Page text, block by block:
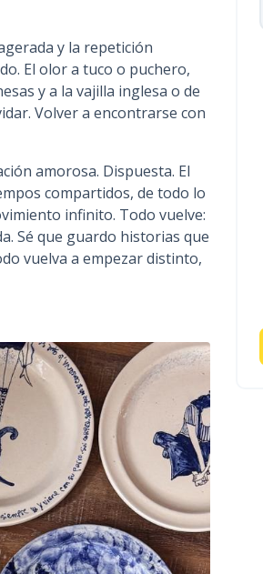
y la repetición
El olor a tuco o puchero,
y a la vajilla inglesa o de
Volver a encontrarse con
amorosa. Dispuesta. El
compartidos, de todo lo
infinito. Todo vuelve:
Sé que guardo historias que
vuelva a empezar distinto,